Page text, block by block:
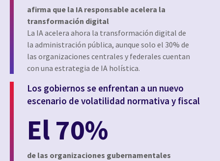
afirma que la IA responsable acelera la
transformación digital
La IA acelera ahora la transformación digital de
la administración pública, aunque solo el 30% de
las organizaciones centrales y federales cuentan
con una estrategia de IA holística.
Los gobiernos se enfrentan a un nuevo
escenario de volatilidad normativa y fiscal
El 70%
de las organizaciones gubernamentales